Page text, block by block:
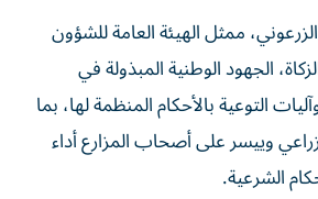
ممثل الهيئة العامة للشؤون
الجهود الوطنية المبذولة في
التوعية بالأحكام المنظمة لها، بما
وييسر على أصحاب المزارع أداء
الشرعية.